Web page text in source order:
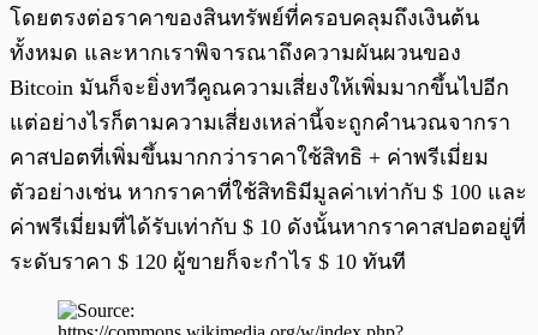
โดยตรงต่อราคาของสินทรัพย์ที่ครอบคลุมถึงเงินต้น
ทั้งหมด และหากเราพิจารณาถึงความผันผวนของ
Bitcoin มันก็จะยิ่งทวีคูณความเสี่ยงให้เพิ่มมากขึ้นไปอีก
แต่อย่างไรก็ตามความเสี่ยงเหล่านี้จะถูกคำนวณจากรา
คาสปอตที่เพิ่มขึ้นมากกว่าราคาใช้สิทธิ + ค่าพรีเมี่ยม
ตัวอย่างเช่น หากราคาที่ใช้สิทธิมีมูลค่าเท่ากับ $ 100 และ
ค่าพรีเมี่ยมที่ได้รับเท่ากับ $ 10 ดังนั้นหากราคาสปอตอยู่ที่
ระดับราคา $ 120 ผู้ขายก็จะกำไร $ 10 ทันที